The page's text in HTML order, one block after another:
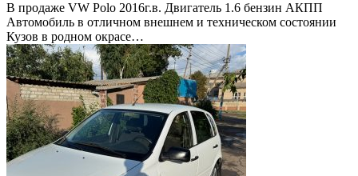
В продаже VW Polo 2016г.в. Двигатель 1.6 бензин АКПП
Автомобиль в отличном внешнем и техническом состоянии
Кузов в родном окрасе…